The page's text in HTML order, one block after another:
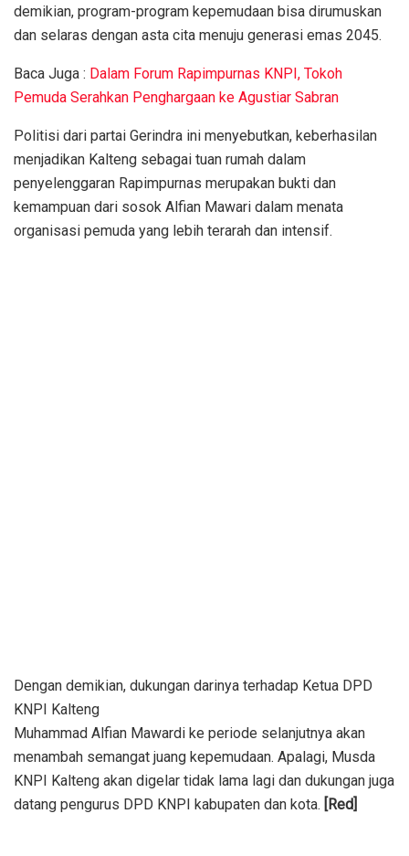
demikian, program-program kepemudaan bisa dirumuskan
dan selaras dengan asta cita menuju generasi emas 2045.
Baca Juga : Dalam Forum Rapimpurnas KNPI, Tokoh
Pemuda Serahkan Penghargaan ke Agustiar Sabran
Politisi dari partai Gerindra ini menyebutkan, keberhasilan
menjadikan Kalteng sebagai tuan rumah dalam
penyelenggaran Rapimpurnas merupakan bukti dan
kemampuan dari sosok Alfian Mawari dalam menata
organisasi pemuda yang lebih terarah dan intensif.
Dengan demikian, dukungan darinya terhadap Ketua DPD
KNPI Kalteng
Muhammad Alfian Mawardi ke periode selanjutnya akan
menambah semangat juang kepemudaan. Apalagi, Musda
KNPI Kalteng akan digelar tidak lama lagi dan dukungan juga
datang pengurus DPD KNPI kabupaten dan kota. [Red]